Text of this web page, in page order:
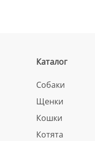
Каталог
Собаки
Щенки
Кошки
Котята